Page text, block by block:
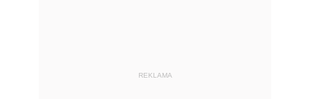
REKLAMA